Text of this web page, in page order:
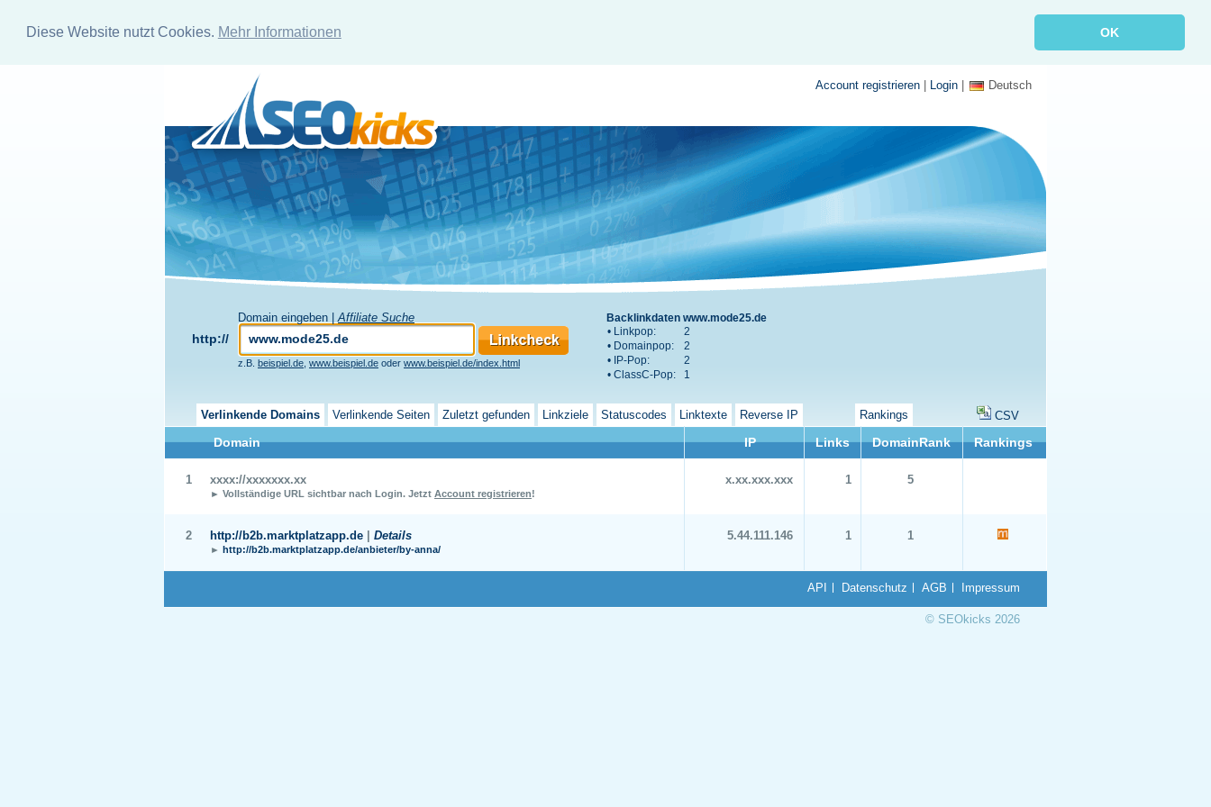
Diese Website nutzt Cookies. Mehr Informationen OK
Account registrieren | Login | Deutsch
Domain eingeben | Affiliate Suche
http://
z.B. beispiel.de www.beispiel.de oder www.beispiel.de/index.html
Backlinkdaten www.mode25.de
• Linkpop:
2
• Domainpop:
2
• IP-Pop:
2
• ClassC-Pop:
1
Verlinkende Domains Verlinkende Seiten Zuletzt gefunden Linkziele Statuscodes Linktexte Reverse IP Rankings CSV
Domain IP Links DomainRank Rankings
1 xxxx://xxxxxxx.xx
► Vollständige URL sichtbar nach Login. Jetzt Account registrieren!
x.xx.xxx.xxx 1 5
2 http://b2b.marktplatzapp.de | Details
► http://b2b.marktplatzapp.de/anbieter/by-anna/
5.44.111.146 1 1
API Datenschutz AGB Impressum
© SEOkicks 2026